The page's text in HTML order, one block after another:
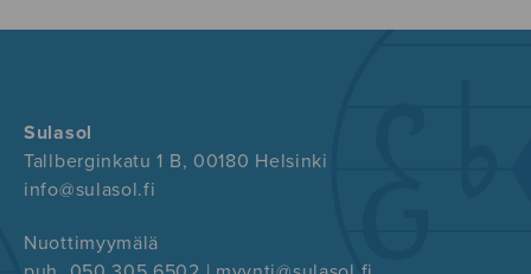
Sulasol
Tallberginkatu 1 B, 00180 Helsinki
info@sulasol.fi
Nuottimyymälä